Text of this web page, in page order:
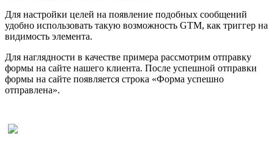
Для настройки целей на появление подобных сообщений
удобно использовать такую возможность GTM, как триггер на
видимость элемента.
Для наглядности в качестве примера рассмотрим отправку
формы на сайте нашего клиента. После успешной отправки
формы на сайте появляется строка «Форма успешно
отправлена».